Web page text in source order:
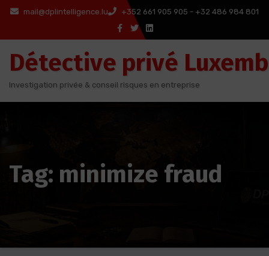
Aller
contenu
mail@dplintelligence.lu +352 661 905 905 - +32 486 984 801
Détective privé
Investigation privée & conseil risques en entreprise
Tag: minimize fraud